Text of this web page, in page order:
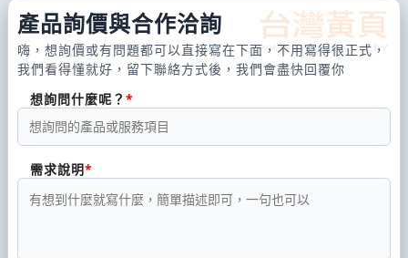
產品詢價與合作洽詢
嗨，想詢價或有問題都可以直接寫在下面，不用寫得很正式，
我們看得懂就好，留下聯絡方式後，我們會盡快回覆你
想詢問什麼呢？
需求說明